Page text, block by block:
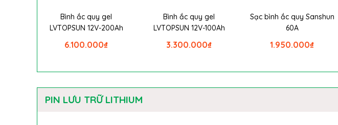
Bình ắc quy gel
LVTOPSUN 12V-200Ah
₫
6.100.000
Bình ắc quy gel
LVTOPSUN 12V-100Ah
₫
3.300.000
Sạc bình ắc quy Sanshun
60A
₫
1.950.000
PIN LƯU TRỮ LITHIUM